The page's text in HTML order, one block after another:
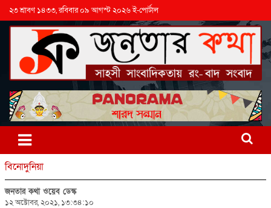
২৩ শ্রাবণ ১৪৩৩, রবিবার ০৯ আগস্ট ২০২৬ ই-পোর্টাল
বিনোদুনিয়া
জনতার কথা ওয়েব ডেস্ক
১২ অক্টোবর, ২০২১, ১৩:৩৪:১০